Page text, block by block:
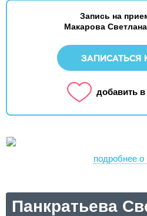
Запись на
Макарова
ЗАПИСАТЬСЯ
добавить
подробнее о
Панкратьева